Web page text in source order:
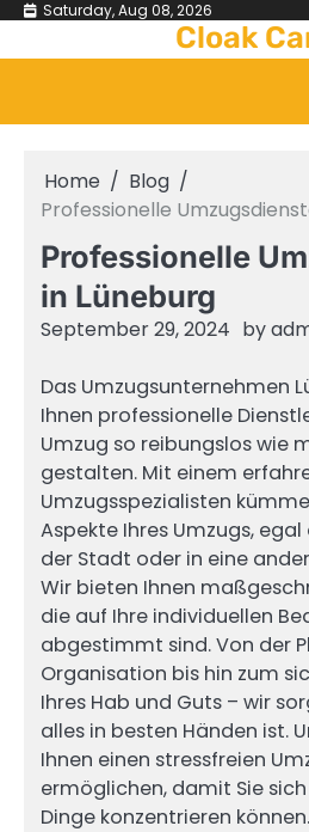
Skip Saturday, Aug 08, 2026
Cloak
Home
Blog
Professionelle
Professionelle
in Lüneburg
September 29, 2024 by
Das Umzugsunternehmen
Ihnen professionelle
Umzug so reibungslos wie
gestalten. Mit einem
Umzugsspezialisten
Aspekte Ihres Umzugs,
der Stadt oder in eine
Wir bieten Ihnen
die auf Ihre individuellen
abgestimmt sind. Von der
Organisation bis hin zum
Ihres Hab und Guts – wir
alles in besten Händen ist.
Ihnen einen stressfreien
ermöglichen, damit Sie
Dinge konzentrieren können.